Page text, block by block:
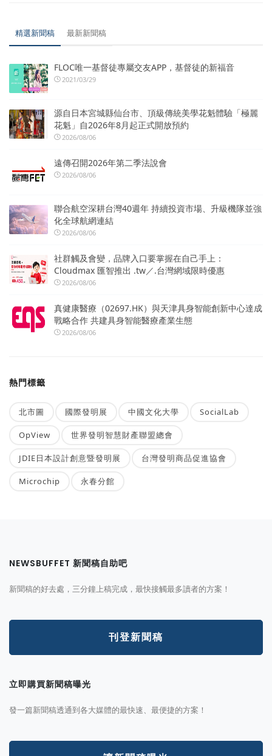
精選新聞稿 最新新聞稿
FLOC唯一基督徒專屬交友APP，基督徒的新福音
2021/03/29
源自日本宮城縣仙台市、頂級傳統美學花魁體驗「極麗
花魁」自2026年8月起正式開放預約
2026/08/06
遠傳召開2026年第二季法說會
2026/08/06
聯合航空深耕台灣40週年 持續投資市場、升級機隊並強
化全球航網連結
2026/08/06
社群觸及會變，品牌入口要掌握在自己手上：
Cloudmax 匯智推出 .tw／.台灣網域限時優惠
2026/08/06
真健康醫療（02697.HK）與天津具身智能創新中心達成
戰略合作 共建具身智能醫療產業生態
2026/08/06
熱門標籤
北市圖 國際發明展 中國文化大學 SocialLab
OpView 世界發明智慧財產聯盟總會
JDIE日本設計創意暨發明展 台灣發明商品促進協會
Microchip 永春分館
NEWSBUFFET 新聞稿自助吧
新聞稿的好去處，三分鐘上稿完成，最快接觸最多讀者的方案！
刊登新聞稿
立即購買新聞稿曝光
發一篇新聞稿透通到各大媒體的最快速、最便捷的方案！